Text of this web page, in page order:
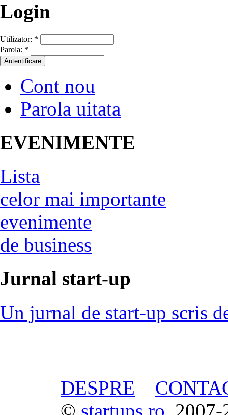
Login
Utilizator: *
Parola: *
Cont nou
Parola uitata
EVENIMENTE
Lista
celor mai importante
evenimente
de business
Jurnal start-up
Un jurnal de start-up scris
DESPRE